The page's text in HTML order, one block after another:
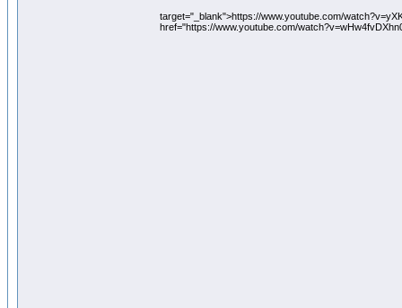
target="_blank">https://www.youtube.com/
href="https://www.youtube.com/